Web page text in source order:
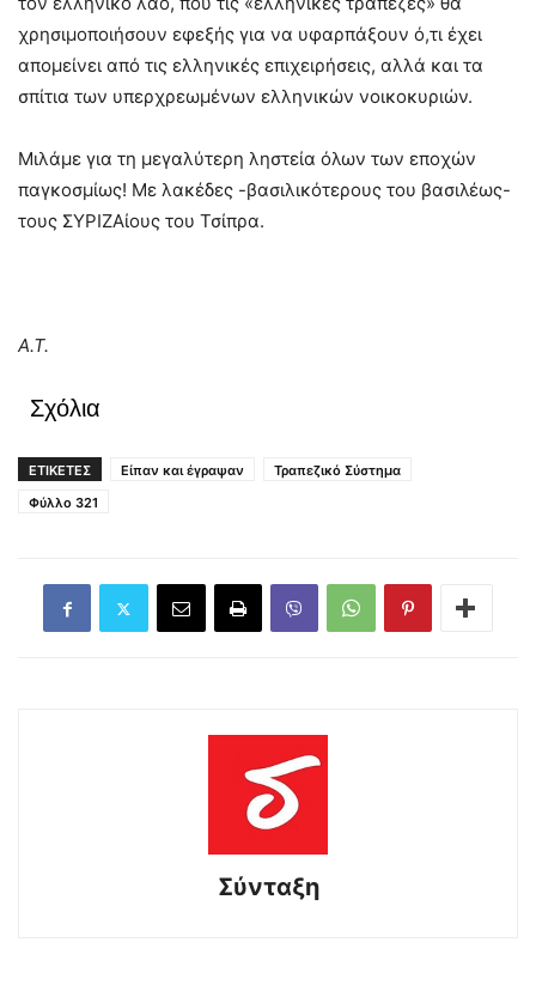
χρησιμοποιήσουν εφεξής για να υφαρπάξουν ό,τι έχει
απομείνει από τις ελληνικές επιχειρήσεις, αλλά και τα
σπίτια των υπερχρεωμένων ελληνικών νοικοκυριών.
Μιλάμε για τη μεγαλύτερη ληστεία όλων των εποχών
παγκοσμίως! Με λακέδες -βασιλικότερους του βασιλέως-
τους ΣYΡΙΖΑίους του Τσίπρα.
Α.Τ.
Σχόλια
ΕΤΙΚΕΤΕΣ Είπαν και έγραψαν
Τραπεζικό Σύστημα
Φύλλο 321
Σύνταξη